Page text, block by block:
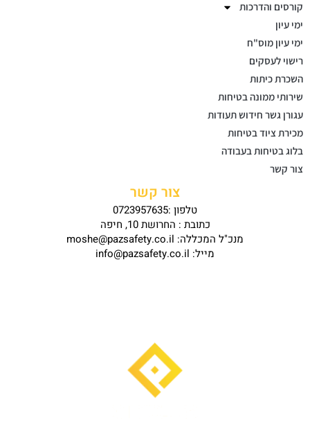
קורסים והדרכות
ימי עיון
ימי עיון מוס"ח
רישוי לעסקים
השכרת כיתות
שירותי ממונה בטיחות
עגורן גשר חידוש תעודות
מכירת ציוד בטיחות
בלוג בטיחות בעבודה
צור קשר
צור קשר
טלפון :0723957635
כתובת : החרושת 10, חיפה
מנכ"ל המכללה: moshe@pazsafety.co.il
מייל: info@pazsafety.co.il